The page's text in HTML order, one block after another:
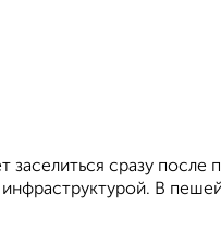
заселиться сразу
В